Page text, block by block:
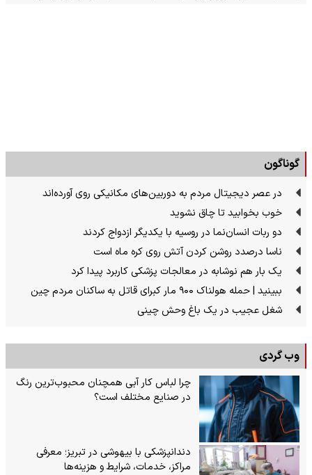
گوناگون
در عصر دیجیتال مردم به دوربین‌های مکانیکی روی آورده‌اند
خوب بخوابید تا چاق نشوید
دو ربات انسان‌نما در روسیه با یکدیگر ازدواج کردند
ناسا درصدد روشن کردن آتش روی کره ماه است
یک بار هم نوشابه در معالجات پزشکی کاربرد پیدا کرد
ببینید | حمله هولناک ۹۰۰ مار کبرای قاتل به ساکنان مردم چین
شغل عجیب در یک باغ وحش چینی
وب گردی
چرا لباس کار آبی همچنان محبوب‌ترین رنگ
در صنایع مختلف است؟
دندانپزشکی با بیهوشی در تبریز؛ معرفی
مراکز، خدمات، شرایط و هزینه‌ها